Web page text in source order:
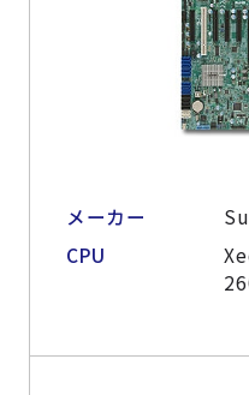
メーカー
CPU